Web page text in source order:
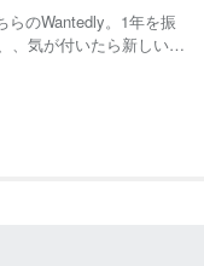
らのWantedly。1年を振
、気が付いたら新しい
たのか？ 一気にダイジ